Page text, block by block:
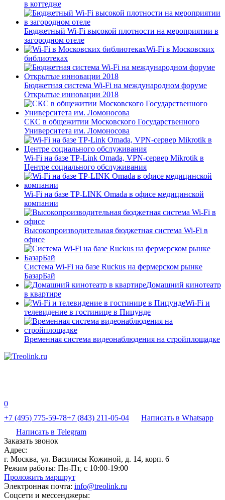
в коттедже
Бюджетный Wi-Fi высокой плотности на мероприятии в
загородном отеле
Wi-Fi в Московских
библиотеках
Бюджетная система Wi-Fi на международном форуме
Открытые инновации 2018
СКС в общежитии Московского Государственного
Университета им. Ломоносова
Wi-Fi на базе TP-Link Omada, VPN-сервер Mikrotik в
Центре социального обслуживания
Wi-Fi на базе TP-LINK Omada в офисе медицинской
компании
Высокопроизводительная бюджетная система Wi-Fi в
офисе
Система Wi-Fi на базе Ruckus на фермерском рынке
БазарБай
Домашний кинотеатр
в квартире
Wi-Fi и
телевидение в гостинице в Пицунде
Временная система видеонаблюдения на стройплощадке
0
+7 (495) 775-59-78+7 (843) 211-05-04
Написать в Whatsapp
Написать в Telegram
Заказать звонок
Адрес:
г. Москва, ул. Василисы Кожиной, д. 14, корп. 6
Режим работы: Пн-Пт, с 10:00-19:00
Проложить маршрут
Электронная почта: info@treolink.ru
Соцсети и мессенджеры: